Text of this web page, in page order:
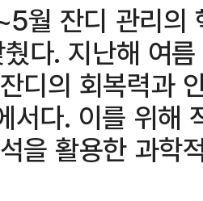
월 잔디 관리의
췄다. 지난해 여
디의 회복력과
서다. 이를 위해
을 활용한 과학